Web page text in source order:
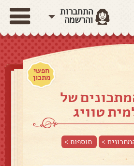
התחברות
והרשמה
חפשי
מתכון
של
טוויג
> תוספות>